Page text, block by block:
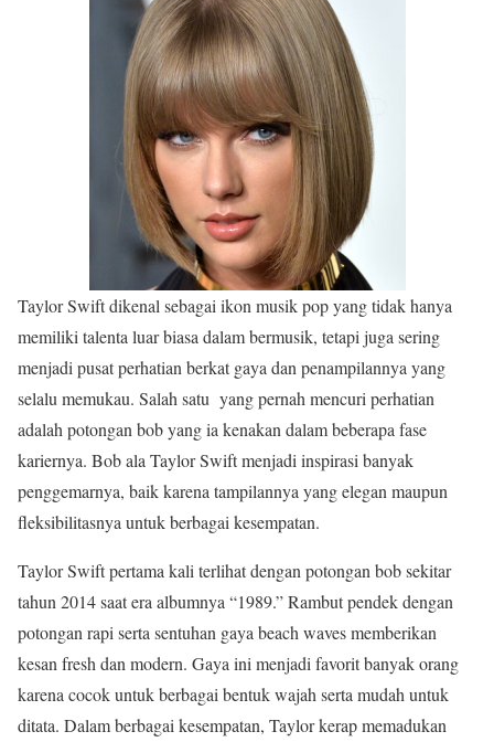
Taylor Swift dikenal sebagai ikon musik pop yang tidak hanya
memiliki talenta luar biasa dalam bermusik, tetapi juga sering
menjadi pusat perhatian berkat gaya dan penampilannya yang
selalu memukau. Salah satu yang pernah mencuri perhatian
adalah potongan bob yang ia kenakan dalam beberapa fase
kariernya. Bob ala Taylor Swift menjadi inspirasi banyak
penggemarnya, baik karena tampilannya yang elegan maupun
fleksibilitasnya untuk berbagai kesempatan.
Taylor Swift pertama kali terlihat dengan potongan bob sekitar
tahun 2014 saat era albumnya “1989.” Rambut pendek dengan
potongan rapi serta sentuhan gaya beach waves memberikan
kesan fresh dan modern. Gaya ini menjadi favorit banyak orang
karena cocok untuk berbagai bentuk wajah serta mudah untuk
ditata. Dalam berbagai kesempatan, Taylor kerap memadukan